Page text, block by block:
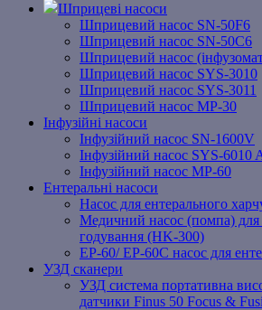
Шприцеві насоси
Шприцевий насос SN-50F6
Шприцевий насос SN-50C6
Шприцевий насос
Шприцевий насос SYS-3010
Шприцевий насос SYS-3011
Шприцевий насос MP-30
Інфузійні насоси
Інфузійний насос SN-1600V
Інфузійний насос SYS-6010
Інфузійний насос MP-60
Ентеральні насоси
Насос для ентерального
Медичний насос (помпа) для
годування (HK-300)
EP-60/ EP-60C насос для
УЗД сканери
УЗД система портативна
датчики Finus 50 Focus &